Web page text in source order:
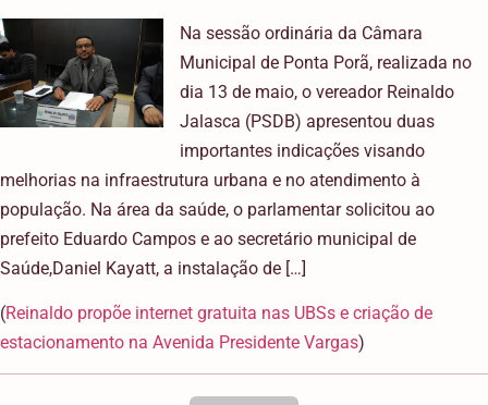
Na sessão ordinária da Câmara
Municipal de Ponta Porã, realizada no
dia 13 de maio, o vereador Reinaldo
Jalasca (PSDB) apresentou duas
importantes indicações visando
melhorias na infraestrutura urbana e no atendimento à
população. Na área da saúde, o parlamentar solicitou ao
prefeito Eduardo Campos e ao secretário municipal de
Saúde,Daniel Kayatt, a instalação de […]
(Reinaldo propõe internet gratuita nas UBSs e criação de
estacionamento na Avenida Presidente Vargas)